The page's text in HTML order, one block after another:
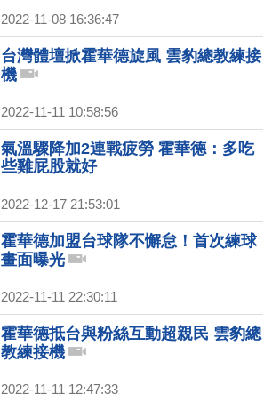
2022-11-08 16:36:47
台灣體壇掀霍華德旋風 雲豹總教練接
機
2022-11-11 10:58:56
氣溫驟降加2連戰疲勞 霍華德：多吃
些雞屁股就好
2022-12-17 21:53:01
霍華德加盟台球隊不懈怠！首次練球
畫面曝光
2022-11-11 22:30:11
霍華德抵台與粉絲互動超親民 雲豹總
教練接機
2022-11-11 12:47:33